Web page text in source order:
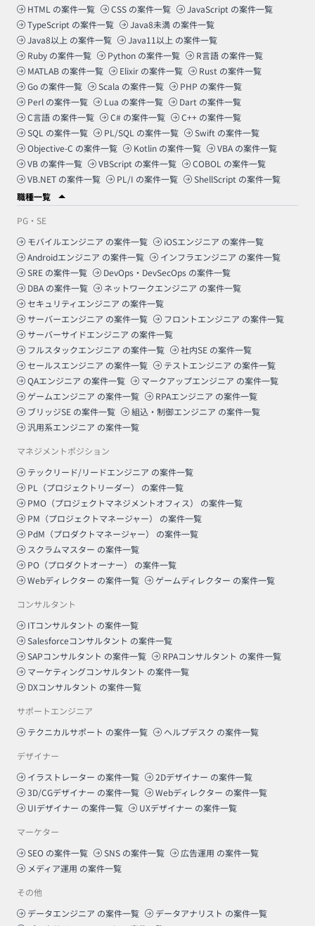
HTML の案件一覧 CSS の案件一覧 JavaScript の案件一覧
TypeScript の案件一覧 Java8未満 の案件一覧
Java8以上 の案件一覧 Java11以上 の案件一覧
Ruby の案件一覧 Python の案件一覧 R言語 の案件一覧
MATLAB の案件一覧 Elixir の案件一覧 Rust の案件一覧
Go の案件一覧 Scala の案件一覧 PHP の案件一覧
Perl の案件一覧 Lua の案件一覧 Dart の案件一覧
C言語 の案件一覧 C# の案件一覧 C++ の案件一覧
SQL の案件一覧 PL/SQL の案件一覧 Swift の案件一覧
Objective-C の案件一覧 Kotlin の案件一覧 VBA の案件一覧
VB の案件一覧 VBScript の案件一覧 COBOL の案件一覧
VB.NET の案件一覧 PL/I の案件一覧 ShellScript の案件一覧
職種一覧
PG・SE
モバイルエンジニア の案件一覧 iOSエンジニア の案件一覧
Androidエンジニア の案件一覧 インフラエンジニア の案件一覧
SRE の案件一覧 DevOps・DevSecOps の案件一覧
DBA の案件一覧 ネットワークエンジニア の案件一覧
セキュリティエンジニア の案件一覧
サーバーエンジニア の案件一覧 フロントエンジニア の案件一覧
サーバーサイドエンジニア の案件一覧
フルスタックエンジニア の案件一覧 社内SE の案件一覧
セールスエンジニア の案件一覧 テストエンジニア の案件一覧
QAエンジニア の案件一覧 マークアップエンジニア の案件一覧
ゲームエンジニア の案件一覧 RPAエンジニア の案件一覧
ブリッジSE の案件一覧 組込・制御エンジニア の案件一覧
汎用系エンジニア の案件一覧
マネジメントポジション
テックリード/リードエンジニア の案件一覧
PL（プロジェクトリーダー）
の案件一覧
PMO（プロジェクトマネジメントオフィス）
の案件一覧
PM（プロジェクトマネージャー）
の案件一覧
PdM（プロダクトマネージャー）
の案件一覧
スクラムマスター の案件一覧
PO（プロダクトオーナー）
の案件一覧
Webディレクター の案件一覧 ゲームディレクター の案件一覧
コンサルタント
ITコンサルタント の案件一覧
Salesforceコンサルタント の案件一覧
SAPコンサルタント の案件一覧 RPAコンサルタント の案件一覧
マーケティングコンサルタント の案件一覧
DXコンサルタント の案件一覧
サポートエンジニア
テクニカルサポート の案件一覧 ヘルプデスク の案件一覧
デザイナー
イラストレーター の案件一覧 2Dデザイナー の案件一覧
3D/CGデザイナー の案件一覧 Webディレクター の案件一覧
UIデザイナー の案件一覧 UXデザイナー の案件一覧
マーケター
SEO の案件一覧 SNS の案件一覧 広告運用 の案件一覧
メディア運用 の案件一覧
その他
データエンジニア の案件一覧 データアナリスト の案件一覧